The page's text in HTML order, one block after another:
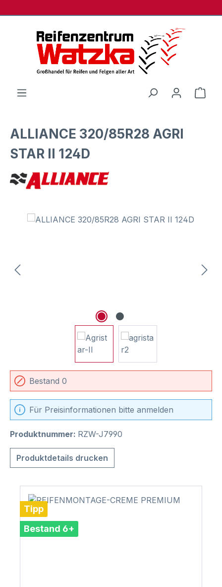
ALLIANCE 320/85R28 AGRI
STAR II 124D
Bildergalerie überspringen
Bestand 0
Für Preisinformationen bitte anmelden
Produktnummer: RZW-J7990
Produktdetails drucken
Tipp
Bestand 6+